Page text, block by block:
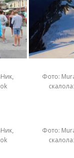
Фото:
Фото: